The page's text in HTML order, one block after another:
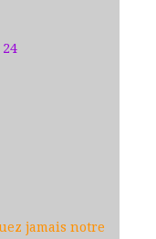
24
jamais notre